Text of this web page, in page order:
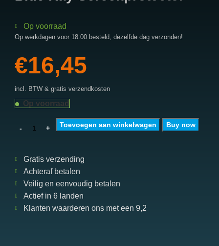
Op voorraad
Op werkdagen voor 18:00 besteld, dezelfde dag verzonden!
€16,45
incl. BTW & gratis verzendkosten
Op voorraad
Toevoegen aan winkelwagen Buy now
Gratis verzending
Achteraf betalen
Veilig en eenvoudig betalen
Actief in 6 landen
Klanten waarderen ons met een 9,2